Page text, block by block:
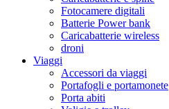
Fotocamere digitali
Batterie Power bank
Caricabatterie wireless
droni
Viaggi
Accessori da viaggi
Portafogli e portamonete
Porta abiti